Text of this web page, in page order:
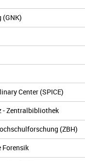
(GNK)
Center (SPICE)
- Zentralbibliothek
(ZBH)